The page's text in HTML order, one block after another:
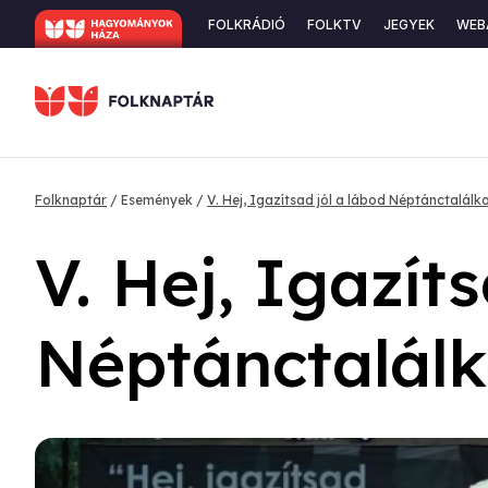
Ugrás
a
Secondary
FOLKRÁDIÓ FOLKTV JEGYEK
Morzsa
Folknaptár Események V. Hej, Igazítsad jól a lábod
V. Hej,